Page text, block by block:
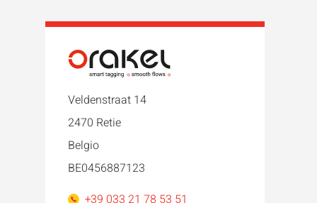
Veldenstraat 14
2470 Retie
Belgio
BE0456887123
+39 033 21 78 53 51